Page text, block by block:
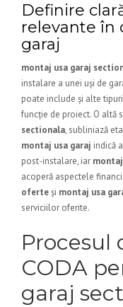
Definire
relevante în
garaj
montaj usa garaj
instalare a unei uși de
poate include și alte
funcție de proiect. O altă
sectionala, subliniază
montaj usa garaj indică
post-instalare, iar
acoperă aspectele
oferteși montaj usa
serviciilor oferite.
Procesul
CODA
garaj